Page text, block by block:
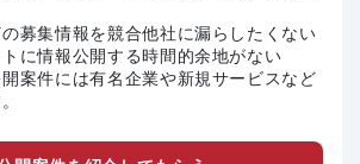
募集情報を競合他社に漏らしたくない
に情報公開する時間的余地がない
案件には有名企業や新規サービスなど